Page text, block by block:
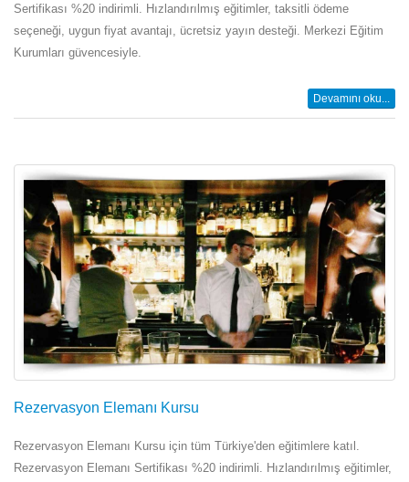
Sertifikası %20 indirimli. Hızlandırılmış eğitimler, taksitli ödeme
seçeneği, uygun fiyat avantajı, ücretsiz yayın desteği. Merkezi Eğitim
Kurumları güvencesiyle.
Devamını oku...
Rezervasyon Elemanı Kursu
Rezervasyon Elemanı Kursu için tüm Türkiye'den eğitimlere katıl.
Rezervasyon Elemanı Sertifikası %20 indirimli. Hızlandırılmış eğitimler,